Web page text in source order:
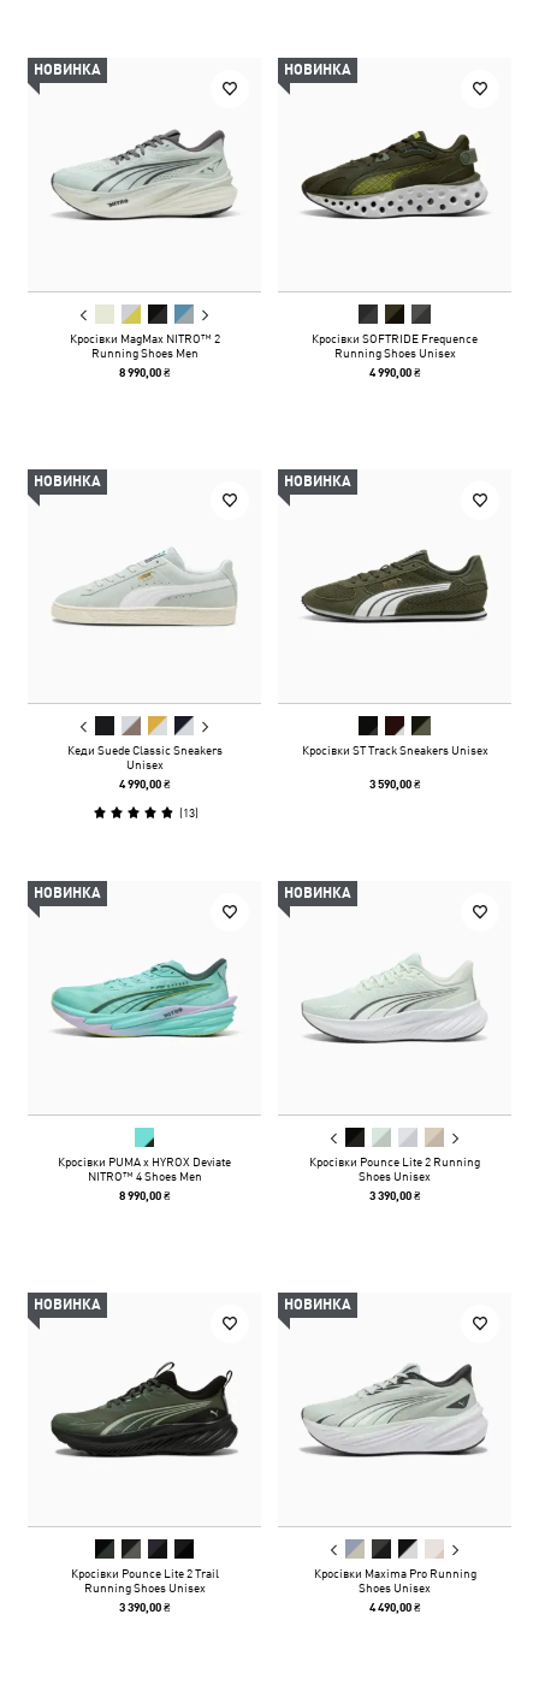
НОВИНКА
Кросівки MagMax NITRO™ 2
Running Shoes Men
8 990,00 ₴
НОВИНКА
Кросівки SOFTRIDE Frequence
Running Shoes Unisex
4 990,00 ₴
НОВИНКА
Кеди Suede Classic Sneakers
Unisex
4 990,00 ₴
(13)
НОВИНКА
Кросівки ST Track Sneakers Unisex
3 590,00 ₴
НОВИНКА
Кросівки PUMA x HYROX Deviate
NITRO™ 4 Shoes Men
8 990,00 ₴
НОВИНКА
Кросівки Pounce Lite 2 Running
Shoes Unisex
3 390,00 ₴
НОВИНКА
Кросівки Pounce Lite 2 Trail
Running Shoes Unisex
3 390,00 ₴
НОВИНКА
Кросівки Maxima Pro Running
Shoes Unisex
4 490,00 ₴